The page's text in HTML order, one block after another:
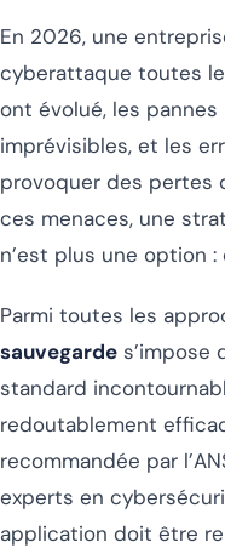
En 2026, une
cyberattaque toutes
ont évolué, les
imprévisibles, et les
provoquer des pertes
ces menaces, une
n’est plus une option :
Parmi toutes les
sauvegarde s’impose
standard
redoutablement
recommandée par
experts en
application doit être